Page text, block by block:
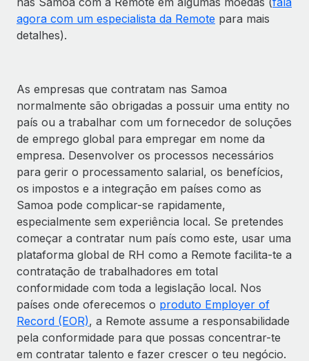
agora com um especialista da Remote para mais
detalhes).
As empresas que contratam nas Samoa
normalmente são obrigadas a possuir uma entity no
país ou a trabalhar com um fornecedor de soluções
de emprego global para empregar em nome da
empresa. Desenvolver os processos necessários
para gerir o processamento salarial, os benefícios,
os impostos e a integração em países como as
Samoa pode complicar-se rapidamente,
especialmente sem experiência local. Se pretendes
começar a contratar num país como este, usar uma
plataforma global de RH como a Remote facilita-te a
contratação de trabalhadores em total
conformidade com toda a legislação local. Nos
países onde oferecemos o produto Employer of
Record (EOR), a Remote assume a responsabilidade
pela conformidade para que possas concentrar-te
em contratar talento e fazer crescer o teu negócio.